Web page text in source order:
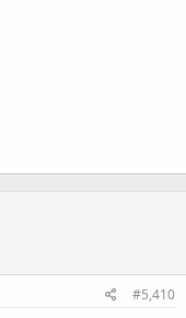
#5,410